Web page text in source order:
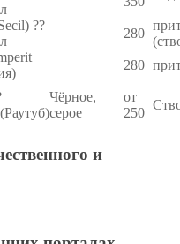
??
280
280
Чёрное,
серое
от
250
и